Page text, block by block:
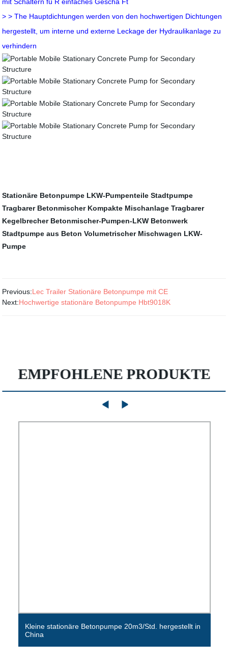
> > The Hauptdichtungen werden von den hochwertigen Dichtungen
hergestellt, um interne und externe Leckage der Hydraulikanlage zu
verhindern
Stationäre Betonpumpe LKW-Pumpenteile Stadtpumpe
Tragbarer Betonmischer Kompakte Mischanlage Tragbarer
Kegelbrecher Betonmischer-Pumpen-LKW Betonwerk
Stadtpumpe aus Beton Volumetrischer Mischwagen LKW-
Pumpe
Previous:Lec Trailer Stationäre Betonpumpe mit CE
Next:Hochwertige stationäre Betonpumpe Hbt9018K
EMPFOHLENE PRODUKTE
Kleine stationäre Betonpumpe 20m3/Std. hergestellt in
China